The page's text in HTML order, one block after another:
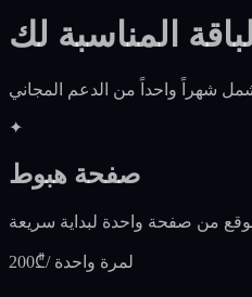
المناسبة لك
شهراً واحداً من الدعم المجاني
✦
صفحة هبوط
من صفحة واحدة لبداية سريعة
200₾ / لمرة واحدة